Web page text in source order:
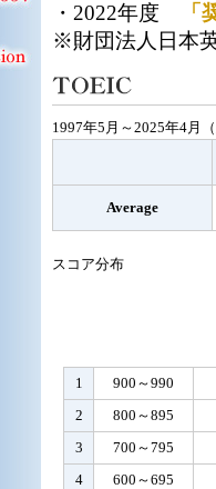
・2022年度
「
※財団法人日本
1997年5月～2025年4月
Average
スコア分布
1
900～990
2
800～895
3
700～795
4
600～695